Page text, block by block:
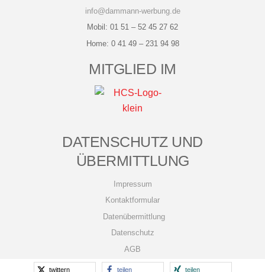
info@dammann-werbung.de
Mobil: 01 51 – 52 45 27 62
Home: 0 41 49 – 231 94 98
MITGLIED IM
DATENSCHUTZ UND
ÜBERMITTLUNG
Impressum
Kontaktformular
Datenübermittlung
Datenschutz
AGB
twittern teilen teilen